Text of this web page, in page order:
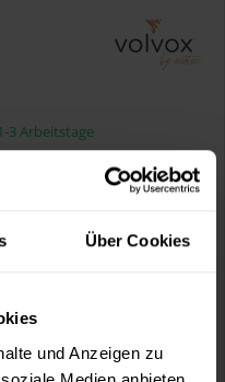
Über Cookies
und Anzeigen zu
3 Arbeitstage